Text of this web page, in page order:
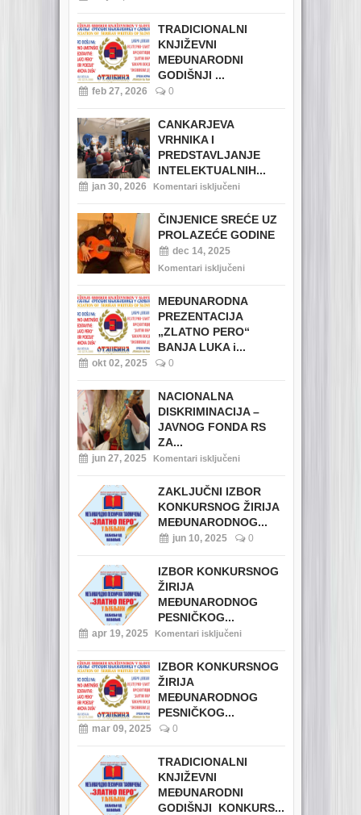
TRADICIONALNI
KNJIŽEVNI
MEĐUNARODNI
GODIŠNJI ...
feb 27, 2026 0
CANKARJEVA
VRHNIKA I
PREDSTAVLJANJE
INTELEKTUALNIH...
jan 30, 2026 Komentari isključeni
ČINJENICE SREĆE UZ
PROLAZEĆE GODINE
dec 14, 2025
Komentari isključeni
MEĐUNARODNA
PREZENTACIJA
„ZLATNO PERO“
BANJA LUKA i...
okt 02, 2025 0
NACIONALNA
DISKRIMINACIJA –
JAVNOG FONDA RS
ZA...
jun 27, 2025 Komentari isključeni
ZAKLJUČNI IZBOR
KONKURSNOG ŽIRIJA
MEĐUNARODNOG...
jun 10, 2025 0
IZBOR KONKURSNOG
ŽIRIJA
MEĐUNARODNOG
PESNIČKOG...
apr 19, 2025 Komentari isključeni
IZBOR KONKURSNOG
ŽIRIJA
MEĐUNARODNOG
PESNIČKOG...
mar 09, 2025 0
TRADICIONALNI
KNJIŽEVNI
MEĐUNARODNI
GODIŠNJI KONKURS...